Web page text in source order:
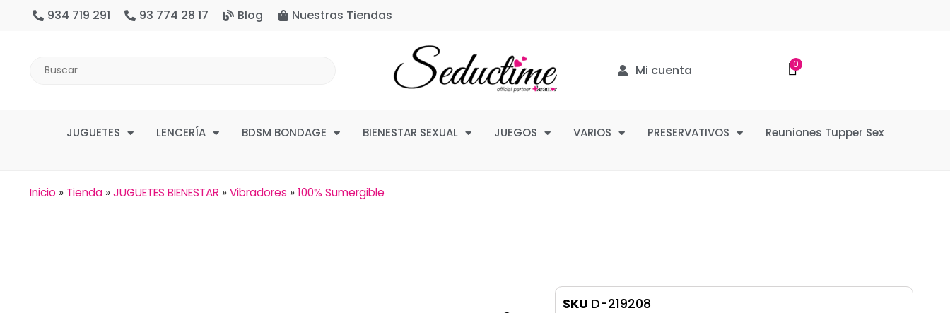
934 719 291 93 774 28 17 Blog Nuestras Tiendas
Mi cuenta 0
JUGUETES LENCERÍA BDSM BONDAGE BIENESTAR SEXUAL JUEGOS VARIOS PRESERVATIVOS Reuniones Tupper Sex
Inicio » Tienda »JUGUETES BIENESTAR »Vibradores »100% Sumergible
SKU D-219208